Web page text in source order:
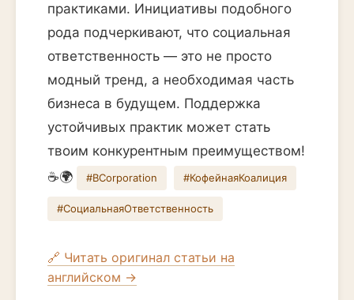
практиками. Инициативы подобного
рода подчеркивают, что социальная
ответственность — это не просто
модный тренд, а необходимая часть
бизнеса в будущем. Поддержка
устойчивых практик может стать
твоим конкурентным преимуществом!
☕️🌍
#BCorporation #КофейнаяКоалиция
#СоциальнаяОтветственность
🔗 Читать оригинал статьи на
английском →